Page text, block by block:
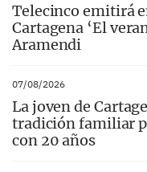
Telecinco emitirá
Cartagena ‘El
Aramendi
07/08/2026
La joven de
tradición familiar
con 20 años